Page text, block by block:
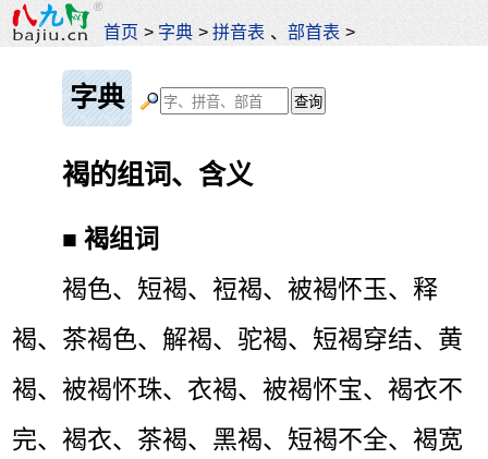
首页 > 字典 >拼音表 、部首表 >
字典
褐的组词、含义
■褐组词
褐色、短褐、裋褐、被褐怀玉、释
褐、茶褐色、解褐、驼褐、短褐穿结、黄
褐、被褐怀珠、衣褐、被褐怀宝、褐衣不
完、褐衣、茶褐、黑褐、短褐不全、褐宽